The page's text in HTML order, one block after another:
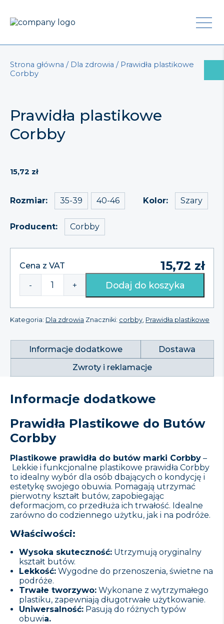
Strona główna / Dla zdrowia / Prawidła plastikowe
Corbby
Prawidła plastikowe
Corbby
15,72 zł
Rozmiar 35-39 40-46 Kolor Szary
Producent Corbby
Cena z VAT 15,72 zł
ilość
Prawidła
plastikowe
Corbby
- + Dodaj do koszyka
Kategoria: Dla zdrowia Znaczniki: corbby Prawidła plastikowe
Informacje dodatkowe
Dostawa
Zwroty i reklamacje
Informacje dodatkowe
Prawidła Plastikowe do Butów
Corbby
Plastikowe prawidła do butów marki Corbby –
Lekkie i funkcjonalne plastikowe prawidła Corbby
to idealny wybór dla osób dbających o kondycję i
estetykę swojego obuwia. Pomagają utrzymać
pierwotny kształt butów, zapobiegając
deformacjom, co przedłuża ich trwałość. Idealne
zarówno do codziennego użytku, jak i na podróże.
Właściwości:
Wysoka skuteczność:Utrzymują oryginalny
kształt butów.
Lekkość:Wygodne do przenoszenia, świetne na
podróże.
Trwałe tworzywo:Wykonane z wytrzymałego
plastiku, zapewniają długotrwałe użytkowanie.
Uniwersalność:Pasują do różnych typów
obuwia.